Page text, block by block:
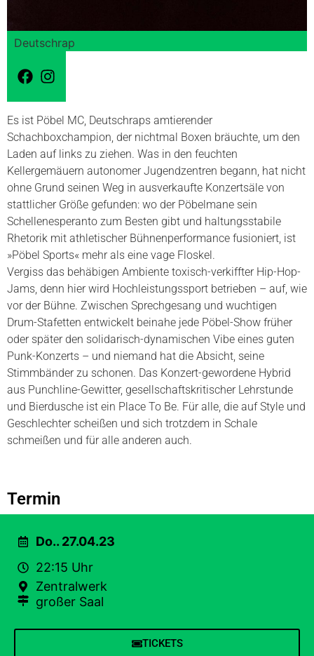
Deutschrap
Es ist Pöbel MC, Deutschraps amtierender
Schachboxchampion, der nichtmal Boxen bräuchte, um den
Laden auf links zu ziehen. Was in den feuchten
Kellergemäuern autonomer Jugendzentren begann, hat nicht
ohne Grund seinen Weg in ausverkaufte Konzertsäle von
stattlicher Größe gefunden: wo der Pöbelmane sein
Schellenesperanto zum Besten gibt und haltungsstabile
Rhetorik mit athletischer Bühnenperformance fusioniert, ist
»Pöbel Sports« mehr als eine vage Floskel.
Vergiss das behäbigen Ambiente toxisch-verkiffter Hip-Hop-
Jams, denn hier wird Hochleistungssport betrieben – auf, wie
vor der Bühne. Zwischen Sprechgesang und wuchtigen
Drum-Stafetten entwickelt beinahe jede Pöbel-Show früher
oder später den solidarisch-dynamischen Vibe eines guten
Punk-Konzerts – und niemand hat die Absicht, seine
Stimmbänder zu schonen. Das Konzert-gewordene Hybrid
aus Punchline-Gewitter, gesellschaftskritischer Lehrstunde
und Bierdusche ist ein Place To Be. Für alle, die auf Style und
Geschlechter scheißen und sich trotzdem in Schale
schmeißen und für alle anderen auch.
Termin
Do.. 27.04.23
22:15 Uhr
Zentralwerk
großer Saal
TICKETS